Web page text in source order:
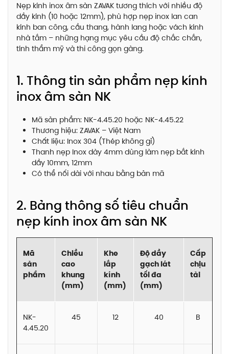
Nẹp kính inox âm sàn ZAVAK tương thích với nhiều độ
dầy kính (10 hoặc 12mm), phù hợp nẹp inox lan can
kính ban công, cầu thang, hành lang hoặc vách kính
nhà tắm – những hạng mục yêu cầu độ chắc chắn,
tính thẩm mỹ và thi công gọn gàng.
1. Thông tin sản phẩm nẹp kính
inox âm sàn NK
Mã sản phẩm: NK-4.45.20 hoặc NK-4.45.22
Thương hiệu: ZAVAK – Việt Nam
Chất liệu: Inox 304 (Thép không gỉ)
Thanh nẹp Inox dày 4mm dùng làm nẹp bắt kính
dầy 10mm, 12mm
Có thể nối dài với nhau bằng bản mã
2. Bảng thông số tiêu chuẩn
nẹp kính inox âm sàn NK
Mã
sản
phẩm
Chiều
cao
khung
(mm)
Khe
lắp
kính
(mm)
Độ dầy
gạch lát
tối đa
(mm)
Cấp
chịu
tải
NK-
4.45.20
45 12 40 B